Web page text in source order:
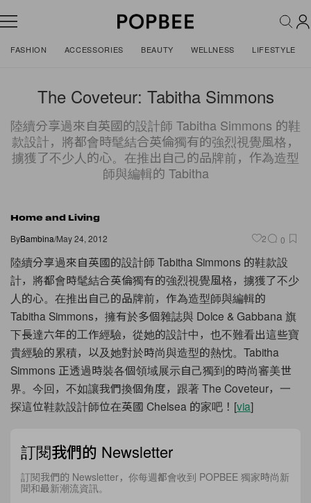
FASHION ACCESSORIES BEAUTY WELLNESS LIFESTYLE
The Coveteur: Tabitha Simmons
陸續分享過來自英國的設計師 Tabitha Simmons 的鞋
款設計，將都會時髦結合英倫獨有的強烈視覺風格，
擄獲了不少人的心。在推出自己的品牌前，作為造型
師與編輯的 Tabitha
Home and Living
ByBambina/May 24, 2012 2 0
陸續分享過來自英國的設計師 Tabitha Simmons 的鞋款設
計，將都會時髦結合英倫獨有的強烈視覺風格， 擄獲了不少
人的心。在推出自己的品牌前，作為造型師與編輯的
Tabitha Simmons，擁有於多個雜誌與 Dolce & Gabbana 旗
下長達六年的工作經驗，從她的設計中， 也不難看出這些寶
貴經驗的累積，以及她對於時尚與造型的熱忱。 Tabitha
Simmons 正透過時裝各個領域展示自己獨到的時尚審美世
界。今回， 不如讓我們換個角度，跟著 The Coveteur，一
探這位鞋款設計師位在英國 Chelsea 的家吧！[via]
訂閱我們的 Newsletter
訂閱我們的 Newsletter，你每週都會收到 POPBEE 獨家時尚新
聞和最新潮流資訊。